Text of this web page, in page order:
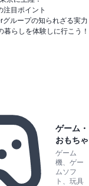
注目ポイント
ループの知られざる実力
暮らしを体験しに行こう！
ゲーム・
おもちゃ
ゲーム
機、ゲー
ムソフ
ト、玩具